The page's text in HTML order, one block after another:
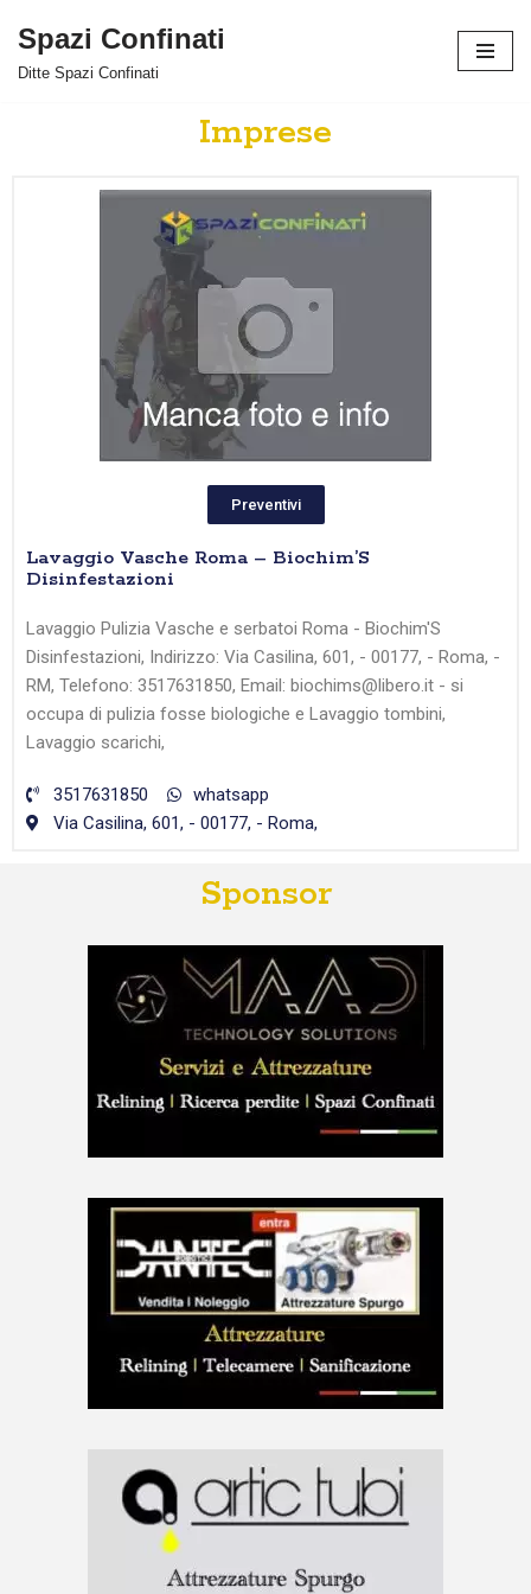
Vai
Spazi Confinati
Ditte Spazi Confinati
Imprese
Preventivi
Lavaggio Vasche Roma – Biochim’S
Disinfestazioni
Lavaggio Pulizia Vasche e serbatoi Roma - Biochim'S
Disinfestazioni, Indirizzo: Via Casilina, 601, - 00177, - Roma, -
RM, Telefono: 3517631850, Email: biochims@libero.it - si
occupa di pulizia fosse biologiche e Lavaggio tombini,
Lavaggio scarichi,
3517631850
whatsapp
Via Casilina, 601, - 00177, - Roma,
Sponsor